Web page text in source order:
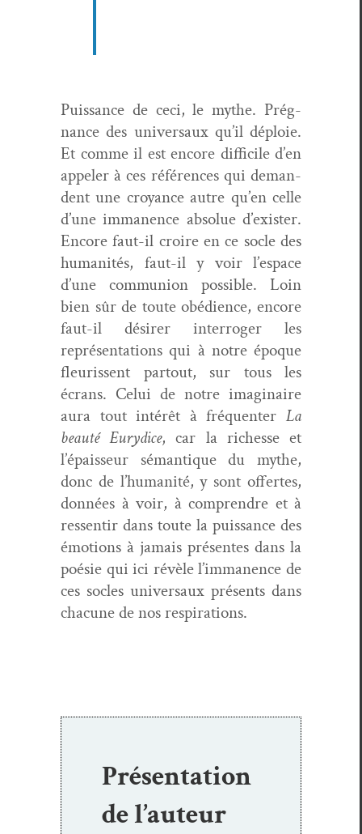
Puis­sance de ceci, le mythe. Prég­
nance des uni­ver­saux qu’il déploie.
Et comme il est encore dif­fi­cile d’en
appel­er à ces références qui deman­
dent une croy­ance autre qu’en celle
d’une imma­nence absolue d’exister.
Encore faut-il croire en ce socle des
human­ités, faut-il y voir l’espace
d’une com­mu­nion pos­si­ble. Loin
bien sûr de toute obé­di­ence, encore
faut-il désir­er inter­roger les
représen­ta­tions qui à notre époque
fleuris­sent partout, sur tous les
écrans. Celui de notre imag­i­naire
aura tout intérêt à fréquenter La
beauté Eury­dice, car la richesse et
l’épaisseur séman­tique du mythe,
donc de l’humanité, y sont offertes,
don­nées à voir, à com­pren­dre et à
ressen­tir dans toute la puis­sance des
émo­tions à jamais présentes dans la
poésie qui ici révèle l’im­ma­nence de
ces socles uni­ver­saux présents dans
cha­cune de nos respirations.
Présentation
de l’auteur